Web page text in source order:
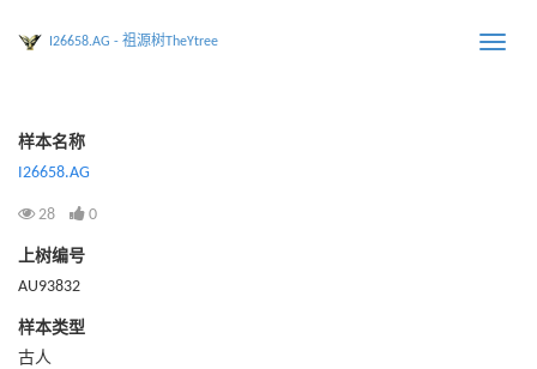
Toggle
I26658.AG - 祖源树TheYtree
样本名称
I26658.AG
28 0
上树编号
AU93832
样本类型
古人